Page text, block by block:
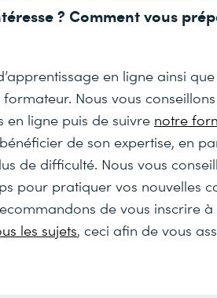
? Comment vous
en ligne ainsi
Nous vous
ligne puis de suivre notre
de son expertise, en
de difficulté. Nous vous
pour pratiquer vos nouvelles
de vous inscrire à
les sujets, ceci afin de vous